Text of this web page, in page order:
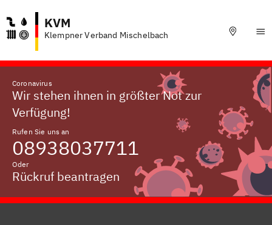
KVM
Klempner Verband Mischelbach
Coronavirus
Wir stehen ihnen in größter Not zur
Verfügung!
Rufen Sie uns an
08938037711
Oder
Rückruf beantragen